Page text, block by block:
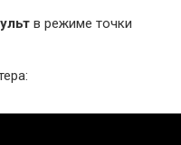
в режиме точки